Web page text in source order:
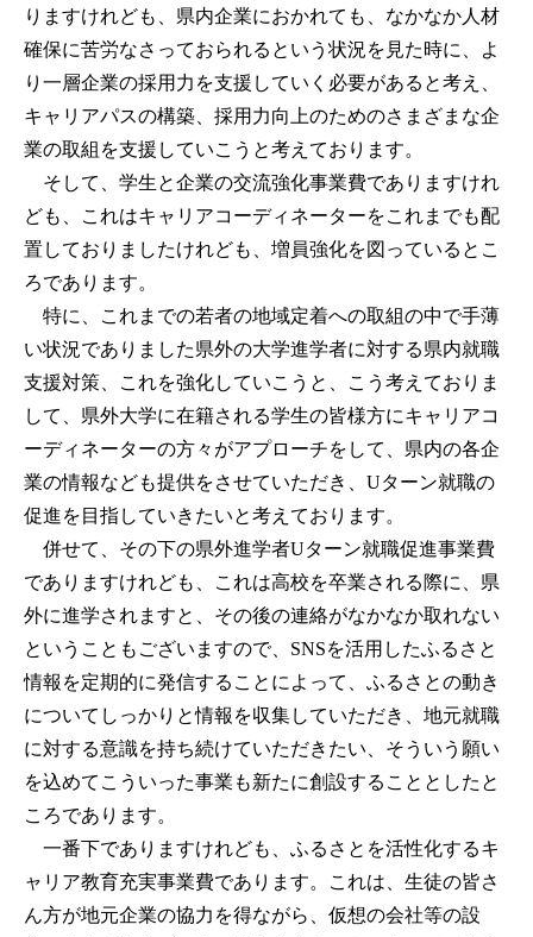
りますけれども、県内企業におかれても、なかなか人材
確保に苦労なさっておられるという状況を見た時に、よ
り一層企業の採用力を支援していく必要があると考え、
キャリアパスの構築、採用力向上のためのさまざまな企
業の取組を支援していこうと考えております。
そして、学生と企業の交流強化事業費でありますけれ
ども、これはキャリアコーディネーターをこれまでも配
置しておりましたけれども、増員強化を図っているとこ
ろであります。
特に、これまでの若者の地域定着への取組の中で手薄
い状況でありました県外の大学進学者に対する県内就職
支援対策、これを強化していこうと、こう考えておりま
して、県外大学に在籍される学生の皆様方にキャリアコ
ーディネーターの方々がアプローチをして、県内の各企
業の情報なども提供をさせていただき、Uターン就職の
促進を目指していきたいと考えております。
併せて、その下の県外進学者Uターン就職促進事業費
でありますけれども、これは高校を卒業される際に、県
外に進学されますと、その後の連絡がなかなか取れない
ということもございますので、SNSを活用したふるさと
情報を定期的に発信することによって、ふるさとの動き
についてしっかりと情報を収集していただき、地元就職
に対する意識を持ち続けていただきたい、そういう願い
を込めてこういった事業も新たに創設することとしたと
ころであります。
一番下でありますけれども、ふるさとを活性化するキ
ャリア教育充実事業費であります。これは、生徒の皆さ
ん方が地元企業の協力を得ながら、仮想の会社等の設